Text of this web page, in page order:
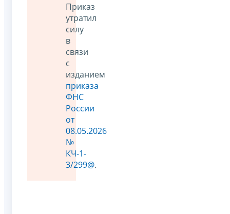
Приказ
утратил
силу
в
связи
с
изданием
приказа
ФНС
России
от
08.05.2026
№
КЧ-1-
3/299@.